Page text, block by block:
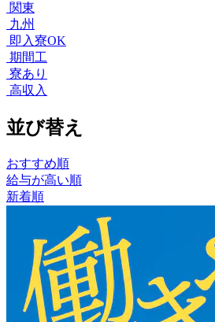
関東
九州
即入寮OK
期間工
寮あり
高収入
並び替え
おすすめ順
給与が高い順
新着順